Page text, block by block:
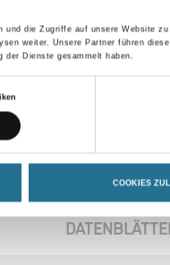
die Zugriffe auf unsere Website zu
weiter. Unsere Partner führen
der Dienste gesammelt haben.
COOKIES